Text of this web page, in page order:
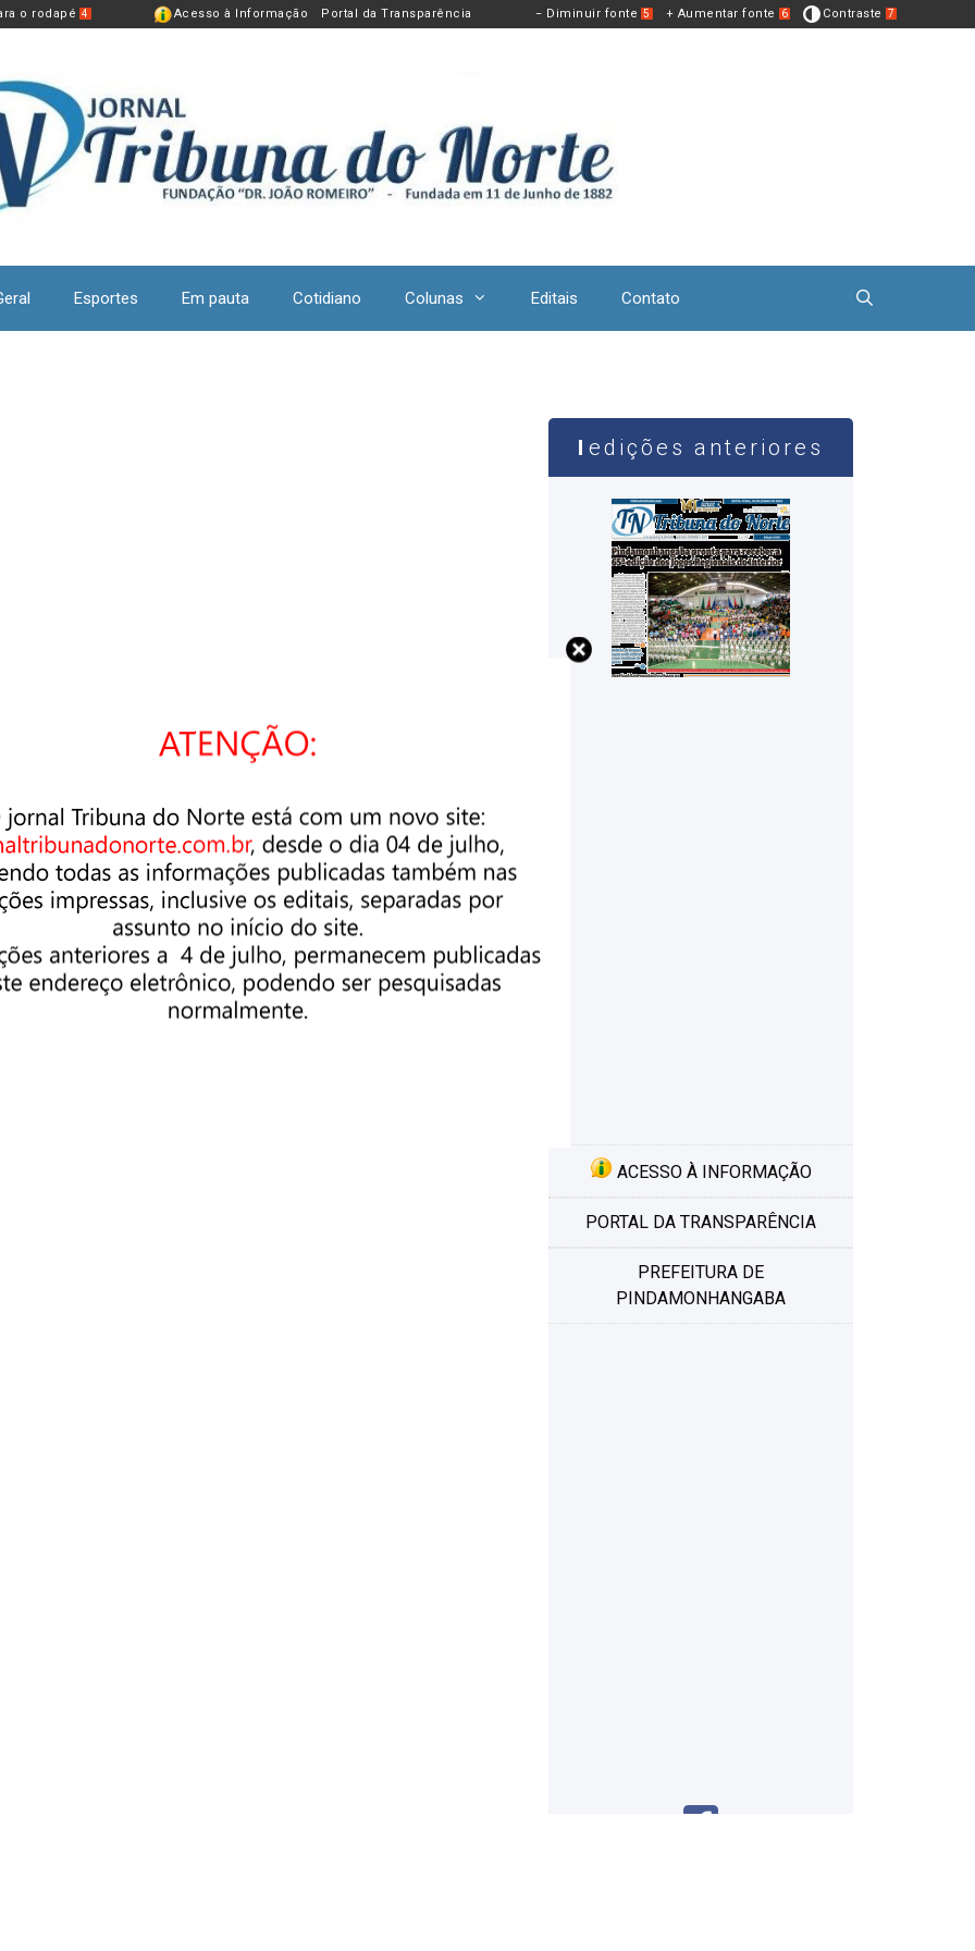
o rodapé 4 Acesso à Informação Portal da Transparência − Diminuir fonte 5 + Aumentar fonte 6 Contraste 7
Esportes Em pauta Cotidiano Colunas Editais Contato
edições anteriores
ACESSO À INFORMAÇÃO
PORTAL DA TRANSPARÊNCIA
PREFEITURA DE
PINDAMONHANGABA